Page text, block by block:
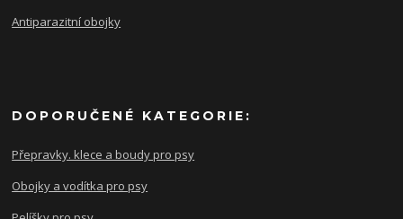
Antiparazitní obojky
DOPORUČENÉ KATEGORIE:
Přepravky. klece a boudy pro psy
Obojky a vodítka pro psy